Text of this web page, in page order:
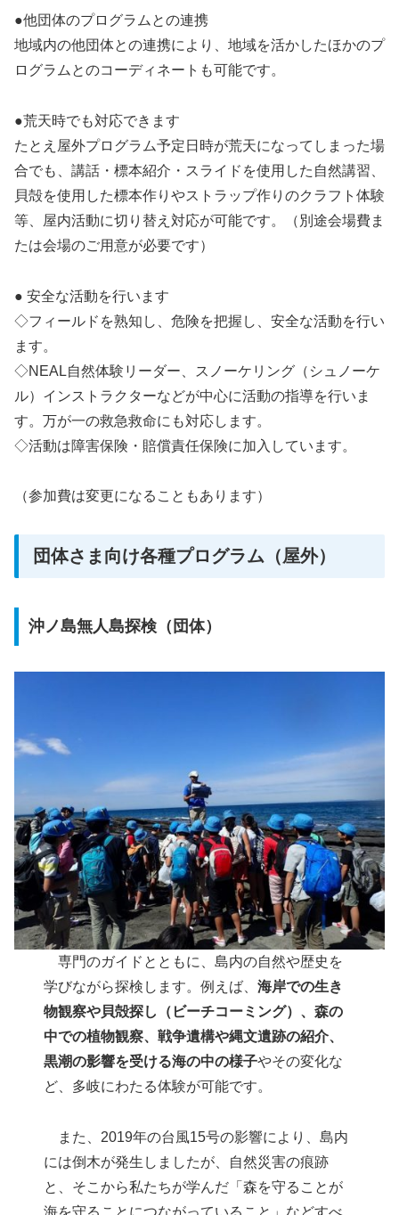
●他団体のプログラムとの連携
地域内の他団体との連携により、地域を活かしたほかのプ
ログラムとのコーディネートも可能です。
●荒天時でも対応できます
たとえ屋外プログラム予定日時が荒天になってしまった場
合でも、講話・標本紹介・スライドを使用した自然講習、
貝殻を使用した標本作りやストラップ作りのクラフト体験
等、屋内活動に切り替え対応が可能です。（別途会場費ま
たは会場のご用意が必要です）
● 安全な活動を行います
◇フィールドを熟知し、危険を把握し、安全な活動を行い
ます。
◇NEAL自然体験リーダー、スノーケリング（シュノーケ
ル）インストラクターなどが中心に活動の指導を行いま
す。万が一の救急救命にも対応します。
◇活動は障害保険・賠償責任保険に加入しています。
（参加費は変更になることもあります）
団体さま向け各種プログラム（屋外）
沖ノ島無人島探検（団体）
専門のガイドとともに、島内の自然や歴史を
学びながら探検します。例えば、海岸での生き
物観察や貝殻探し（ビーチコーミング）、森の
中での植物観察、戦争遺構や縄文遺跡の紹介、
黒潮の影響を受ける海の中の様子やその変化な
ど、多岐にわたる体験が可能です。
また、2019年の台風15号の影響により、島内
には倒木が発生しましたが、自然災害の痕跡
と、そこから私たちが学んだ「森を守ることが
海を守ることにつながっていること」などすべ